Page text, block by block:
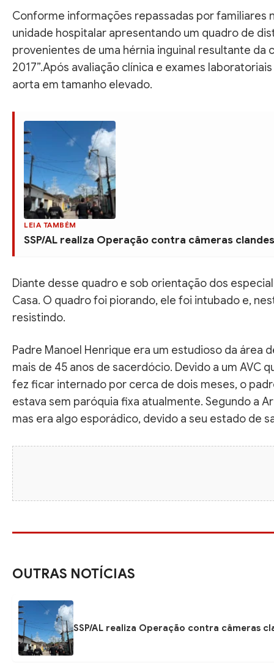
Conforme informações repassadas por familiares
unidade hospitalar apresentando um quadro de
provenientes de uma hérnia inguinal resultante
2017”.Após avaliação clínica e exames
aorta em tamanho elevado.
LEIA TAMBÉM
SSP/AL realiza Operação contra câmeras
Diante desse quadro e sob orientação dos
Casa. O quadro foi piorando, ele foi intubado e,
resistindo.
Padre Manoel Henrique era um estudioso da
mais de 45 anos de sacerdócio. Devido a um AVC
fez ficar internado por cerca de dois meses, o
estava sem paróquia fixa atualmente. Segundo a
mas era algo esporádico, devido a seu estado de
OUTRAS NOTÍCIAS
SSP/AL realiza Operação contra câmeras